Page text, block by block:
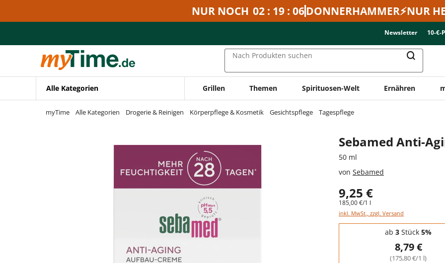
Zur Navigation springen
NUR NOCH 02 : 19 : 06DONNERHAMMER⚡NUR
Newsletter 10-€-
Nach Produkten suchen
Alle Kategorien Grillen Themen Spirituosen-Welt Ernähren
myTime Alle Kategorien Drogerie & Reinigen Körperpflege & Kosmetik Gesichtspflege Tagespflege
Sebamed Anti-
50 ml
von Sebamed
9,25 €
185,00 €/1 l
inkl. MwSt., zzgl. Versand
Staffelpreise - Mengenrabatt
ab 3 Stück 5%
8,79 €
(175,80 €/1 l)